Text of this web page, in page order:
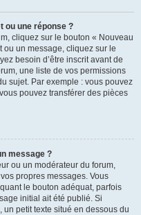
ou une réponse ?
cliquez sur le bouton « Nouveau
un message, cliquez sur le
besoin d’être inscrit avant de
une liste de vos permissions
sujet. Par exemple : vous pouvez
pouvez transférer des pièces
message ?
ou un modérateur du forum,
propres messages. Vous
le bouton adéquat, parfois
initial ait été publié. Si
petit texte situé en dessous du